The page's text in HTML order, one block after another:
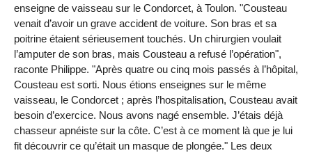
enseigne de vaisseau sur le Condorcet, à Toulon. "Cousteau
venait d’avoir un grave accident de voiture. Son bras et sa
poitrine étaient sérieusement touchés. Un chirurgien voulait
l’amputer de son bras, mais Cousteau a refusé l’opération",
raconte Philippe. "Après quatre ou cinq mois passés à l’hôpital,
Cousteau est sorti. Nous étions enseignes sur le même
vaisseau, le Condorcet ; après l’hospitalisation, Cousteau avait
besoin d’exercice. Nous avons nagé ensemble. J’étais déjà
chasseur apnéiste sur la côte. C’est à ce moment là que je lui
fit découvrir ce qu’était un masque de plongée." Les deux